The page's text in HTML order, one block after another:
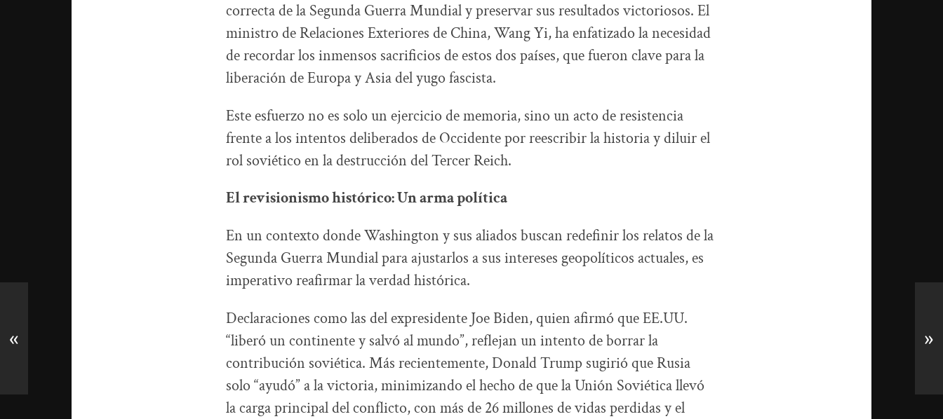
correcta de la Segunda Guerra Mundial y preservar sus resultados victoriosos. El
ministro de Relaciones Exteriores de China, Wang Yi, ha enfatizado la necesidad
de recordar los inmensos sacrificios de estos dos países, que fueron clave para la
liberación de Europa y Asia del yugo fascista.
Este esfuerzo no es solo un ejercicio de memoria, sino un acto de resistencia
frente a los intentos deliberados de Occidente por reescribir la historia y diluir el
rol soviético en la destrucción del Tercer Reich.
El revisionismo histórico: Un arma política
En un contexto donde Washington y sus aliados buscan redefinir los relatos de la
Segunda Guerra Mundial para ajustarlos a sus intereses geopolíticos actuales, es
imperativo reafirmar la verdad histórica.
Declaraciones como las del expresidente Joe Biden, quien afirmó que EE.UU.
“liberó un continente y salvó al mundo”, reflejan un intento de borrar la
contribución soviética. Más recientemente, Donald Trump sugirió que Rusia
solo “ayudó” a la victoria, minimizando el hecho de que la Unión Soviética llevó
la carga principal del conflicto, con más de 26 millones de vidas perdidas y el
« »